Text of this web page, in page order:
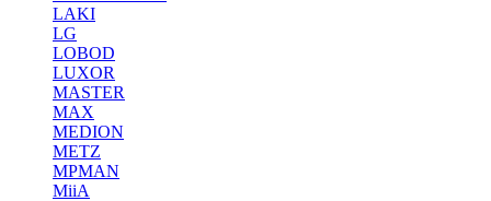
LAKI
LG
LOBOD
LUXOR
MASTER
MAX
MEDION
METZ
MPMAN
MiiA